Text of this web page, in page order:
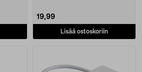
19,99
Lisää ostoskoriin